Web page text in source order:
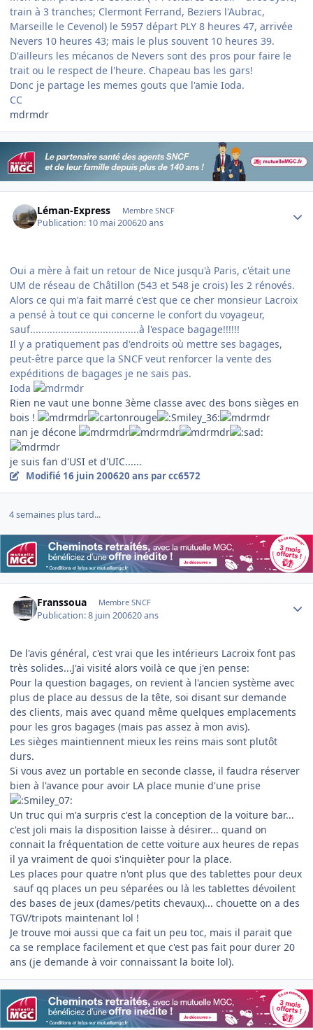
train à 3 tranches; Clermont Ferrand, Beziers l'Aubrac,
Marseille le Cevenol) le 5957 départ PLY 8 heures 47, arrivée
Nevers 10 heures 43; mais le plus souvent 10 heures 39.
D'ailleurs les mécanos de Nevers sont des pros pour faire le
trait ou le respect de l'heure. Chapeau bas les gars!
Donc je partage les memes gouts que l'amie Ioda.
CC
mdrmdr
Léman-Express Membre SNCF
Publication: 10 mai 200620 ans
Oui a mère à fait un retour de Nice jusqu'à Paris, c'était une
UM de réseau de Châtillon (543 et 548 je crois) les 2 rénovés.
Alors ce qui m'a fait marré c'est que ce cher monsieur Lacroix
a pensé à tout ce qui concerne le confort du voyageur,
sauf.......................................à l'espace bagage!!!!!!
Il y a pratiquement pas d'endroits où mettre ses bagages,
peut-être parce que la SNCF veut renforcer la vente des
expéditions de bagages je ne sais pas.
Ioda
Rien ne vaut une bonne 3ème classe avec des bons sièges en
bois !
nan je décone
je suis fan d'USI et d'UIC......
Modifié 16 juin 200620 ans par cc6572
4 semaines plus tard...
Franssoua Membre SNCF
Publication:8 juin 200620 ans
De l'avis général, c'est vrai que les intérieurs Lacroix font pas
très solides...J'ai visité alors voilà ce que j'en pense:
Pour la question bagages, on revient à l'ancien système avec
plus de place au dessus de la tête, soi disant sur demande
des clients, mais avec quand même quelques emplacements
pour les gros bagages (mais pas assez à mon avis).
Les sièges maintiennent mieux les reins mais sont plutôt
durs.
Si vous avez un portable en seconde classe, il faudra réserver
bien à l'avance pour avoir LA place munie d'une prise
Un truc qui m'a surpris c'est la conception de la voiture bar...
c'est joli mais la disposition laisse à désirer... quand on
connait la fréquentation de cette voiture aux heures de repas
il ya vraiment de quoi s'inquièter pour la place.
Les places pour quatre n'ont plus que des tablettes pour deux
sauf qq places un peu séparées ou là les tablettes dévoilent
des bases de jeux (dames/petits chevaux)... chouette on a des
TGV/tripots maintenant lol !
Je trouve moi aussi que ca fait un peu toc, mais il parait que
ca se remplace facilement et que c'est pas fait pour durer 20
ans (je demande à voir connaissant la boite lol).